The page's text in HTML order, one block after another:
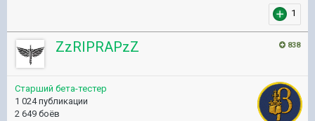
1
838
ZzRIPRAPzZ
Старший бета-тестер
1 024 публикации
2 649 боёв